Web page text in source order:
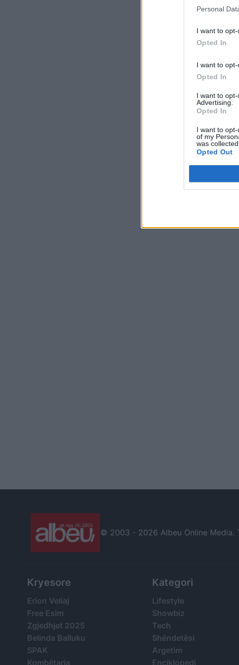
Personal
I want to
Opted In
I want to
Opted In
I want to
Advertising.
Opted In
I want to
of my
was collected.
Opted Out
© 2003 - 2026 Albeu Online
Kryesore
Erion Veliaj
Free Esim
Zgjedhjet 2025
Belinda Balluku
SPAK
Kombëtarja
Kategori
Lifestyle
Showbiz
Tech
Shëndetësi
Argetim
Enciklopedi